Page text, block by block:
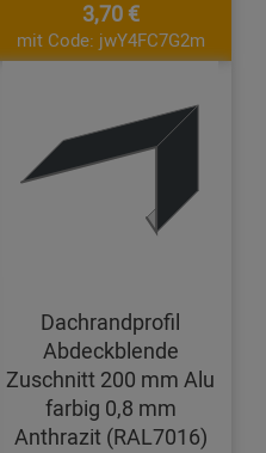
3,70 €
mit Code: jwY4FC7G2m
Dachrandprofil
Abdeckblende
Zuschnitt 200 mm Alu
farbig 0,8 mm
Anthrazit (RAL7016)